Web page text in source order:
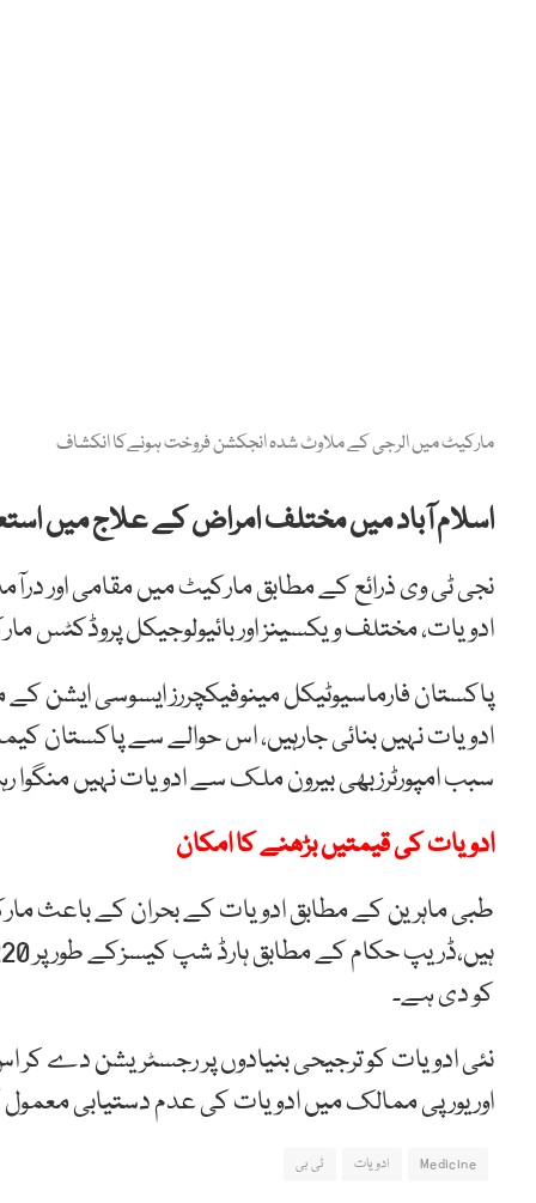
مارکیٹ میں الرجی کے ملاوٹ شدہ انجکشن فروخت ہونےکا انکشاف
اسلام آباد میں مختلف امراض کے علاج میں استعمال ہونے والی 200 سے
نجی ٹی وی ذرائع کے مطابق مارکیٹ میں مقامی اور
ادویات، مختلف ویکسینز اور بائیولوجیکل پروڈکٹس
پاکستان فارماسیوٹیکل مینوفیکچررز ایسوسی ایشن
ادویات نہیں بنائی جارہیں، اس حوالے سے
سبب امپورٹرزبھی بیرون ملک سے ادویات نہیں منگوا
ادویات کی قیمتیں بڑھنے کا امکان
طبی ماہرین کے مطابق ادویات کے بحران کے باعث
کو دی ہے۔
نئی ادویات کو ترجیحی بنیادوں پر رجسٹریشن دے کر
اور یورپی ممالک میں ادویات کی عدم دستیابی
Medicine ادویات ٹی بی